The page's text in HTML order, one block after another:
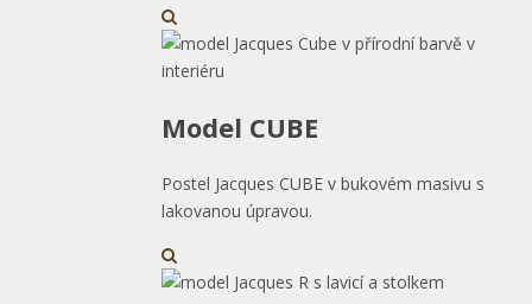
Model CUBE
Postel Jacques CUBE v bukovém masivu s
lakovanou úpravou.